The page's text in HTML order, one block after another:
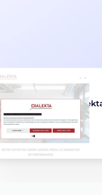
Social post from
LinkedIn
Saber más